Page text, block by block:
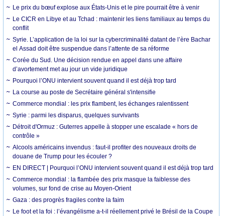
Le prix du bœuf explose aux États-Unis et le pire pourrait être à venir
Le CICR en Libye et au Tchad : maintenir les liens familiaux au temps du
conflit
Syrie. L’application de la loi sur la cybercriminalité datant de l’ère Bachar
el Assad doit être suspendue dans l’attente de sa réforme
Corée du Sud. Une décision rendue en appel dans une affaire
d’avortement met au jour un vide juridique
Pourquoi l’ONU intervient souvent quand il est déjà trop tard
La course au poste de Secrétaire général s'intensifie
Commerce mondial : les prix flambent, les échanges ralentissent
Syrie : parmi les disparus, quelques survivants
Détroit d'Ormuz : Guterres appelle à stopper une escalade « hors de
contrôle »
Alcools américains invendus : faut-il profiter des nouveaux droits de
douane de Trump pour les écouler ?
EN DIRECT | Pourquoi l’ONU intervient souvent quand il est déjà trop tard
Commerce mondial : la flambée des prix masque la faiblesse des
volumes, sur fond de crise au Moyen-Orient
Gaza : des progrès fragiles contre la faim
Le foot et la foi : l’évangélisme a-t-il réellement privé le Brésil de la Coupe